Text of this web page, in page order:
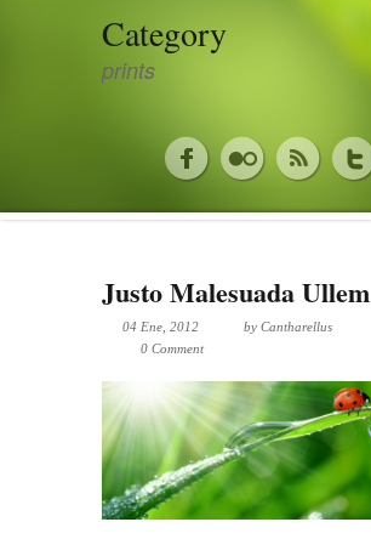
Category
prints
Justo Malesuada Ullem
04 Ene, 2012 by Cantharellus
0 Comment